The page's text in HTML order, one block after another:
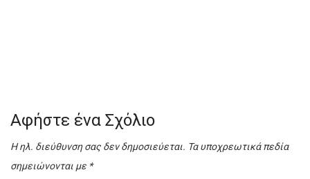
Αφήστε ένα Σχόλιο
Η ηλ. διεύθυνση σας δεν δημοσιεύεται. Τα υποχρεωτικά πεδία
σημειώνονται με *